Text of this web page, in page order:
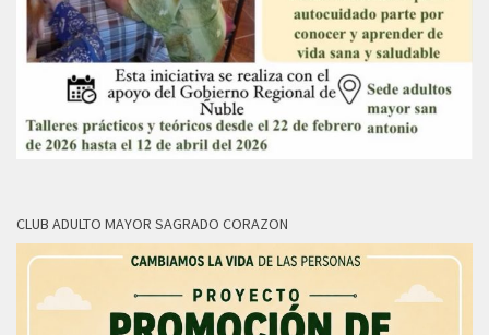
CLUB ADULTO MAYOR SAGRADO CORAZON